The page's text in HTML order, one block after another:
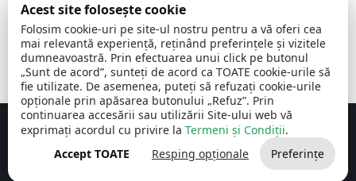
08:00 -
16:30
, vineri:
08:00 -
14:00
Comuna Cerchezu © 2026Toate drepturile rezervate
Concept realizat de Big Media Relații Publice SRL
Acest site folosește cookie
Folosim cookie-uri pe site-ul nostru pentru a vă oferi cea
mai relevantă experiență, reținând preferințele și vizitele
dumneavoastră. Prin efectuarea unui click pe butonul
„Sunt de acord”, sunteți de acord ca TOATE cookie-urile să
fie utilizate. De asemenea, puteți să refuzați cookie-urile
opționale prin apăsarea butonului „Refuz”. Prin
continuarea accesării sau utilizării Site-ului web vă
exprimați acordul cu privire la Termeni și Condiții.
Accept TOATE
Resping opționale Preferințe